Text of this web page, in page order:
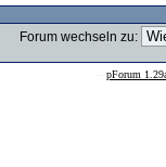
Forum wechseln zu:
pForum